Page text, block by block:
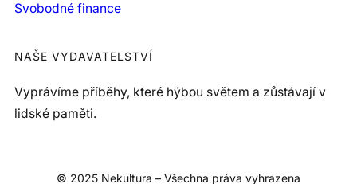
Svobodné finance
NAŠE VYDAVATELSTVÍ
Vyprávíme příběhy, které hýbou světem a zůstávají v
lidské paměti.
© 2025 Nekultura – Všechna práva vyhrazena